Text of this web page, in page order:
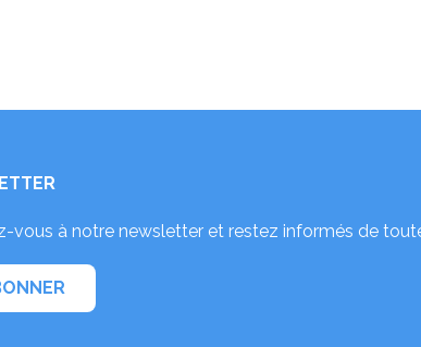
vous à notre newsletter et restez informés de